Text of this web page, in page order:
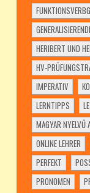
HERIBERT UND
HV-
IMPERATIV
LERNTIPPS
MAGYAR NYELVŰ
ONLINE LEHRER
PERFEKT
PRONOMEN